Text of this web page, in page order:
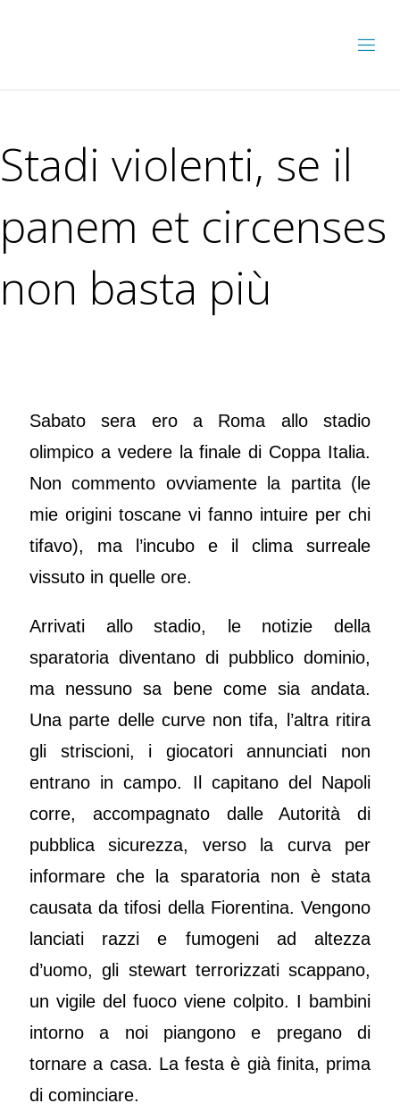
Stadi violenti, se il
panem et circenses
non basta più
Sabato sera ero a Roma allo stadio
olimpico a vedere la finale di Coppa Italia.
Non commento ovviamente la partita (le
mie origini toscane vi fanno intuire per chi
tifavo), ma l’incubo e il clima surreale
vissuto in quelle ore.
Arrivati allo stadio, le notizie della
sparatoria diventano di pubblico dominio,
ma nessuno sa bene come sia andata.
Una parte delle curve non tifa, l’altra ritira
gli striscioni, i giocatori annunciati non
entrano in campo. Il capitano del Napoli
corre, accompagnato dalle Autorità di
pubblica sicurezza, verso la curva per
informare che la sparatoria non è stata
causata da tifosi della Fiorentina. Vengono
lanciati razzi e fumogeni ad altezza
d’uomo, gli stewart terrorizzati scappano,
un vigile del fuoco viene colpito. I bambini
intorno a noi piangono e pregano di
tornare a casa. La festa è già finita, prima
di cominciare.